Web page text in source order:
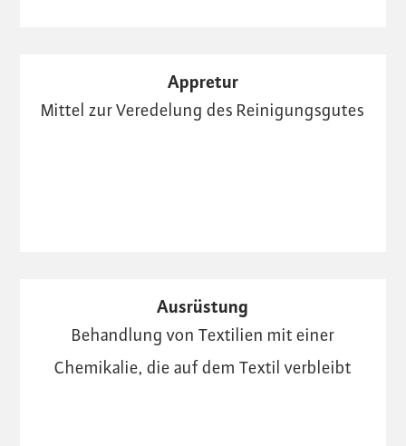
Appretur
Mittel zur Veredelung des Reinigungsgutes
Ausrüstung
Behandlung von Textilien mit einer
Chemikalie, die auf dem Textil verbleibt